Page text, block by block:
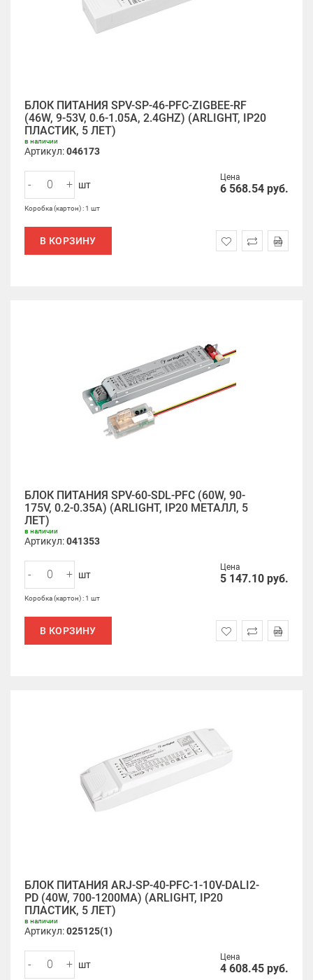
БЛОК ПИТАНИЯ SPV-SP-46-PFC-ZIGBEE-RF
(46W, 9-53V, 0.6-1.05A, 2.4GHZ) (ARLIGHT, IP20
ПЛАСТИК, 5 ЛЕТ)
в наличии
Артикул:046173
Цена
6 568.54 руб.
- + шт
Коробка (картон) : 1 шт
В КОРЗИНУ
БЛОК ПИТАНИЯ SPV-60-SDL-PFC (60W, 90-
175V, 0.2-0.35A) (ARLIGHT, IP20 МЕТАЛЛ, 5
ЛЕТ)
в наличии
Артикул:041353
Цена
5 147.10 руб.
- + шт
Коробка (картон) : 1 шт
В КОРЗИНУ
БЛОК ПИТАНИЯ ARJ-SP-40-PFC-1-10V-DALI2-
PD (40W, 700-1200MA) (ARLIGHT, IP20
ПЛАСТИК, 5 ЛЕТ)
в наличии
Артикул:025125(1)
Цена
4 608.45 руб.
- + шт